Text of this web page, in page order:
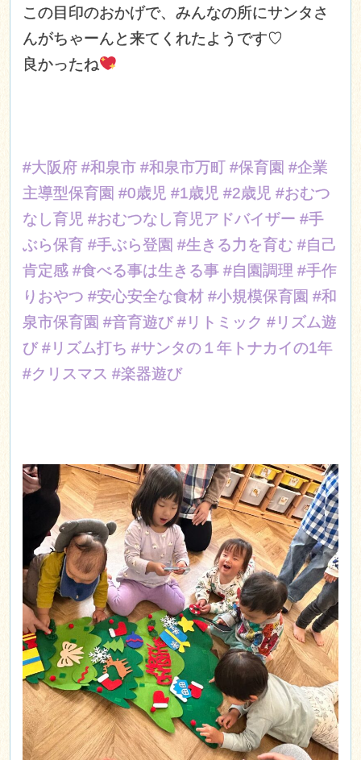
この目印のおかげで、みんなの所にサンタさ
んがちゃーんと来てくれたようです♡
良かったね
#大阪府 #和泉市 #和泉市万町 #保育園 #企業
主導型保育園 #0歳児 #1歳児 #2歳児 #おむつ
なし育児 #おむつなし育児アドバイザー #手
ぶら保育 #手ぶら登園 #生きる力を育む #自己
肯定感 #食べる事は生きる事 #自園調理 #手作
りおやつ #安心安全な食材 #小規模保育園 #和
泉市保育園 #音育遊び #リトミック #リズム遊
び #リズム打ち #サンタの１年トナカイの1年
#クリスマス #楽器遊び